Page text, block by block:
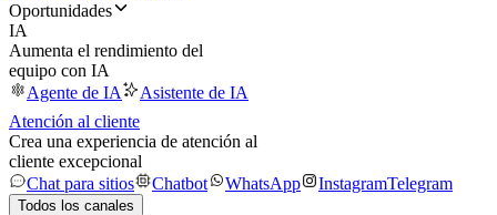
Oportunidades
IA
Aumenta el rendimiento del
equipo con IA
Agente de IA
Asistente de IA
Atención al cliente
Crea una experiencia de atención al
cliente excepcional
Chat para sitios
Chatbot WhatsApp InstagramTelegram
Todos los canales